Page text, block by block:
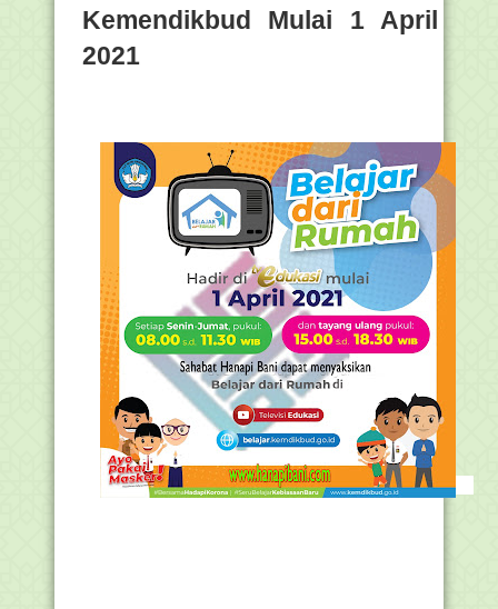
Kemendikbud Mulai 1 April
2021